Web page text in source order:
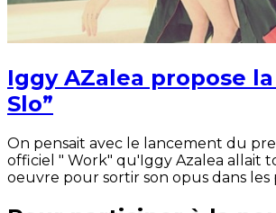
Iggy AZalea propose
Slo”
On pensait avec le lancement du
officiel " Work" qu'Iggy Azalea allait
oeuvre pour sortir son opus dans les